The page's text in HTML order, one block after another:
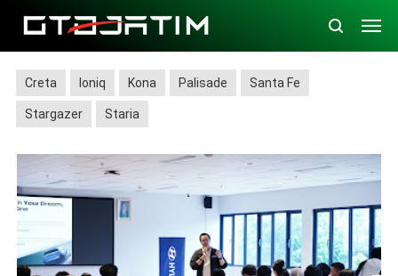
Creta Ioniq Kona Palisade Santa Fe
Stargazer Staria